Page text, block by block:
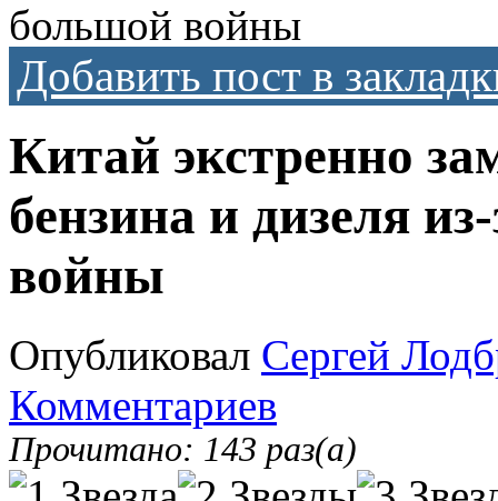
большой войны
Добавить пост в
Китай экстренно
бензина и дизеля
войны
Опубликовал Сергей
Комментариев
Прочитано: 143 раз(а)